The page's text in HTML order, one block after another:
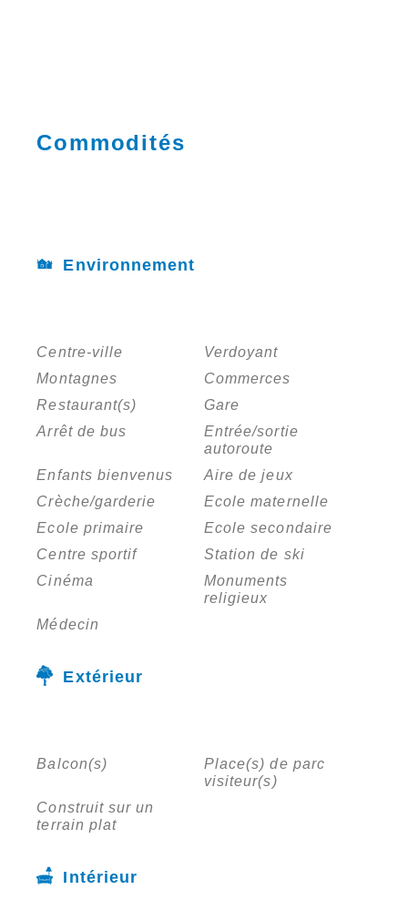
Commodités
Environnement
Centre-ville
Verdoyant
Montagnes
Commerces
Restaurant(s)
Gare
Arrêt de bus
Entrée/sortie
autoroute
Enfants bienvenus
Aire de jeux
Crèche/garderie
Ecole maternelle
Ecole primaire
Ecole secondaire
Centre sportif
Station de ski
Cinéma
Monuments
religieux
Médecin
Extérieur
Balcon(s)
Place(s) de parc
visiteur(s)
Construit sur un
terrain plat
Intérieur